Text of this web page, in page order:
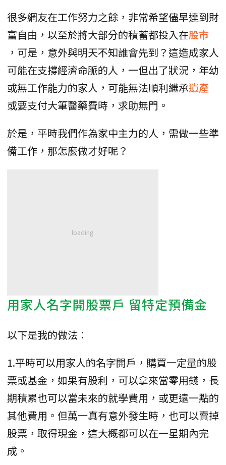
很多網友在工作努力之餘，非常希望儘早達到財
富自由，以至於將大部分的積蓄都投入在股市
，可是，意外與明天不知誰會先到？這造成家人
可能在支撐經濟命脈的人，一但出了狀況，年幼
或無工作能力的家人，可能無法順利繼承遺產
或要支付大筆醫藥費時，求助無門。
於是，平時我們作為家中主力的人，需做一些準
備工作，那怎麼做才好呢？
用家人名字開股票戶 留特定預備金
以下是我的做法：
1.平時可以用家人的名字開戶，購買一定量的股
票或基金，如果有股利，可以拿來當零用錢，長
期積累也可以當未來的就學費用，或更遠一點的
其他費用。但萬一真有意外發生時，也可以賣掉
股票，取得現金，這大概都可以在一星期內完
成。